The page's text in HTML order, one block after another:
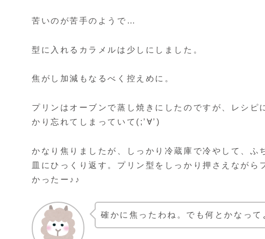
苦いのが苦手のようで…
型に入れるカラメルは少しにしました。
焦がし加減もなるべく控えめに。
プリンはオーブンで蒸し焼きにしたのですが、レシピ
かり忘れてしまっていて(;’∀’)
かなり焦りましたが、しっかり冷蔵庫で冷やして、
皿にひっくり返す。プリン型をしっかり押さえなが
かったー♪♪
確かに焦ったわね。でも何とかなって